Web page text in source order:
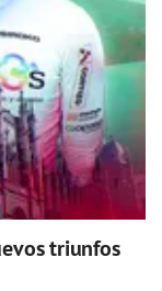
triunfos